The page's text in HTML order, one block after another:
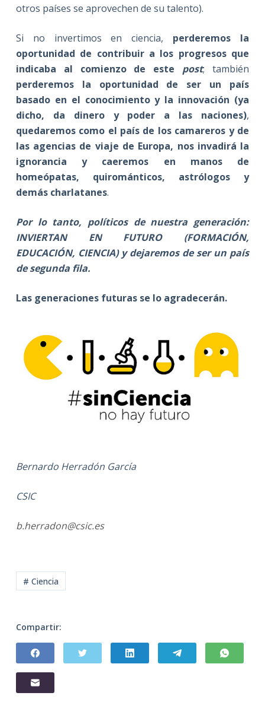
otros países se aprovechen de su talento).
Si no invertimos en ciencia, perderemos la
oportunidad de contribuir a los progresos que
indicaba al comienzo de este post; también
perderemos la oportunidad de ser un país
basado en el conocimiento y la innovación (ya
dicho, da dinero y poder a las naciones),
quedaremos como el país de los camareros y de
las agencias de viaje de Europa, nos invadirá la
ignorancia y caeremos en manos de
homeópatas, quirománticos, astrólogos y
demás charlatanes.
Por lo tanto, políticos de nuestra generación:
INVIERTAN EN FUTURO (FORMACIÓN,
EDUCACIÓN, CIENCIA) y dejaremos de ser un país
de segunda fila.
Las generaciones futuras se lo agradecerán.
Bernardo Herradón García
CSIC
b.herradon@csic.es
# Ciencia
Compartir: